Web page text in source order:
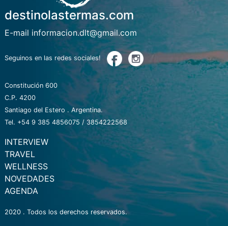
destinolastermas.com
E-mail informacion.dlt@gmail.com
Seguinos en las redes sociales!
Constitución 600
C.P. 4200
Santiago del Estero . Argentina.
Tel. +54 9 385 4856075 / 3854222568
INTERVIEW
TRAVEL
WELLNESS
NOVEDADES
AGENDA
2020 . Todos los derechos reservados.